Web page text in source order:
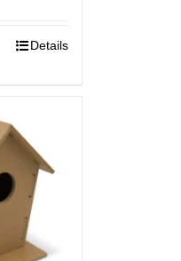
Details